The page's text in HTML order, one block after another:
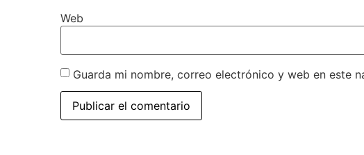
Web
Guarda mi nombre, correo electrónico y web en este